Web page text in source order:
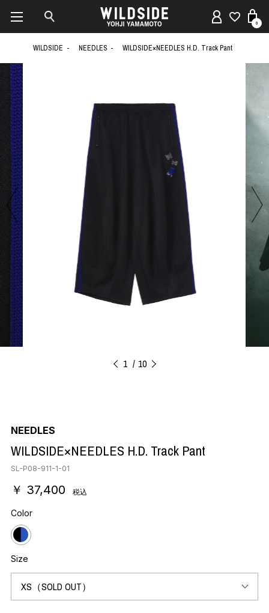
0
WILDSIDE NEEDLES WILDSIDE×NEEDLES H.D. Track Pant
1 10
NEEDLES
WILDSIDE×NEEDLES H.D. Track Pant
SL-P08-911-1-01
￥ 37,400 税込
Color
Size